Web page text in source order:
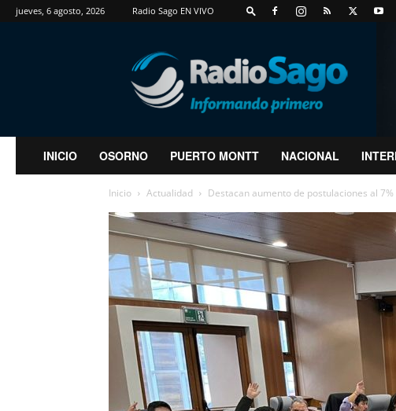
jueves, 6 agosto, 2026 Radio Sago EN VIVO
RadioSago
INICIO OSORNO PUERTO MONTT NACIONAL
Inicio Actualidad Destacan aumento de postulaciones al 7%